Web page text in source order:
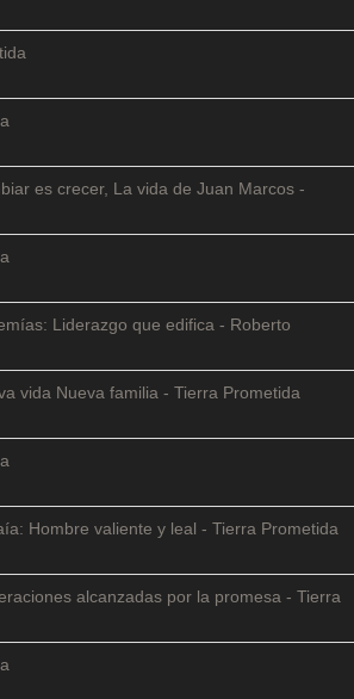
es crecer, La vida de Juan Marcos -
Liderazgo que edifica - Roberto
vida Nueva familia - Tierra Prometida
Hombre valiente y leal - Tierra Prometida
alcanzadas por la promesa - Tierra